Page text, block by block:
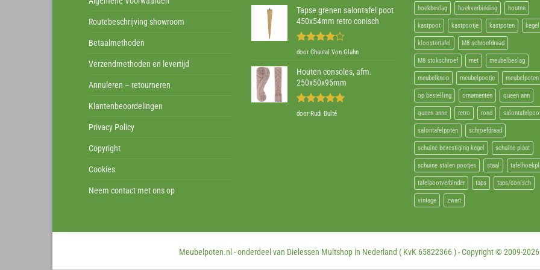
Routebeschrijving showroom
Betaalmethoden
Verzendmethoden en levertijd
Annuleren – retourneren
Klantenbeoordelingen
Privacy Policy
Copyright
Cookies
Neem contact met ons op
Tapse grenen salontafel poot
450x54mm retro conisch
Gewaardeerd
door Chantal Von Glahn
Houten consoles, afm.
250x50x95mm
Gewaardeerd
door Rudi Bulté
hoekbeslag hoekverbinding houten
kastpoot kastpootje kastpoten kegel
kloostertafel M8 schroefdraad
M8 stokschroef met meubelbeslag
meubelknop meubelpootje meubelpoten
op bestelling ornamenten queen ann
queen anne retro rond
salontafelpoten schroefdraad
schuine bevestiging kegel schuine plaat
schuine stalen pootjes staal
tafelpootverbinder taps taps/conisch
vintage zwart
Meubelpoten.nl - onderdeel van Dielessen Multshop in Nederland ( KvK 65822366 ) - Copyright © 2009-